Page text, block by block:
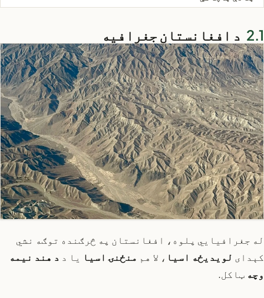
د افغانستان جغرافیه
له جغرافیایي پلوه، افغانستان په څرګنده توګه نشي
کېدای لویدیځه اسیا ، لا هم منځنۍ اسیا یا د د هند نیمه
وچه ټاکل.